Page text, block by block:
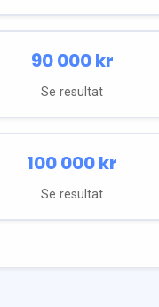
90 000kr
Se resultat
100 000kr
Se resultat